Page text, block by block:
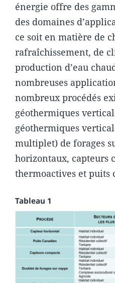
énergie offre des
des domaines
ce soit en matière de
rafraîchissement, de
production d’eau
nombreuses
nombreux procédés
géothermiques
géothermiques
multiplet) de forages
horizontaux, capteurs
thermoactives et puits
Tableau 1